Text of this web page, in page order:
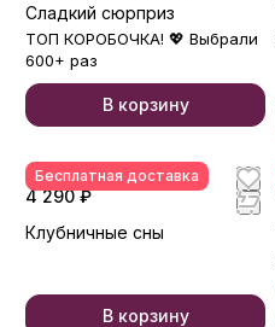
Сладкий сюрприз
ТОП КОРОБОЧКА! 💖 Выбрали
600+ раз
В корзину
Бесплатная доставка
4 290 ₽
Клубничные сны
В корзину